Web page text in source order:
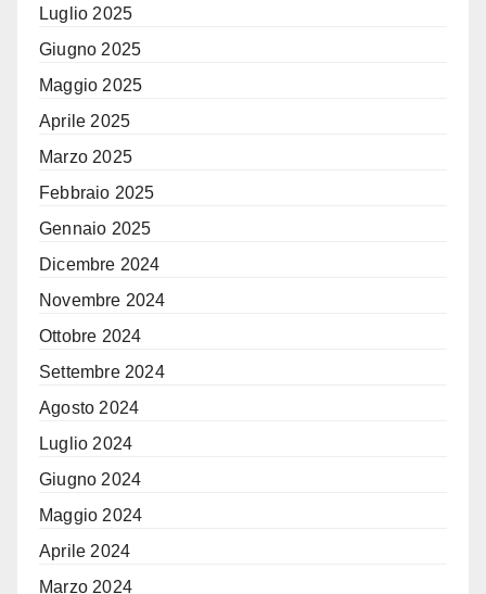
Luglio 2025
Giugno 2025
Maggio 2025
Aprile 2025
Marzo 2025
Febbraio 2025
Gennaio 2025
Dicembre 2024
Novembre 2024
Ottobre 2024
Settembre 2024
Agosto 2024
Luglio 2024
Giugno 2024
Maggio 2024
Aprile 2024
Marzo 2024